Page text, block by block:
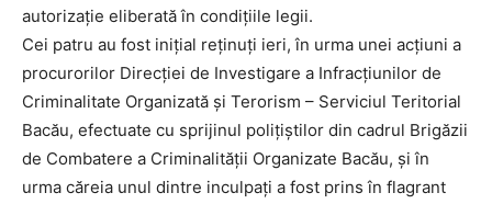
autorizaţie eliberată în condiţiile legii.
Cei patru au fost inițial reținuți ieri, în urma unei acțiuni a
procurorilor Direcției de Investigare a Infracțiunilor de
Criminalitate Organizată și Terorism – Serviciul Teritorial
Bacău, efectuate cu sprijinul polițiștilor din cadrul Brigăzii
de Combatere a Criminalităţii Organizate Bacău, și în
urma căreia unul dintre inculpați a fost prins în flagrant